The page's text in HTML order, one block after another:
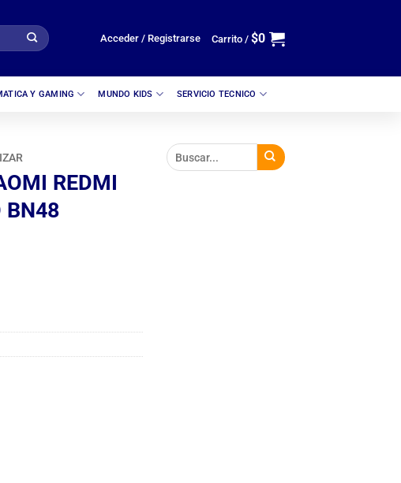
Acceder / Registrarse Carrito / $0
Y GAMING MUNDO KIDS SERVICIO TECNICO
REDMI
BN48